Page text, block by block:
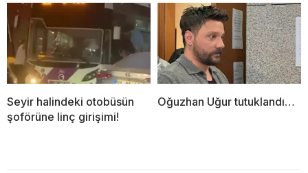
Seyir halindeki otobüsün
şoförüne linç girişimi!
Oğuzhan Uğur tutuklandı…